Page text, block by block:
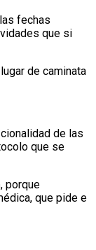
fechas
que si
de caminata
de las
que se
porque
que pide e